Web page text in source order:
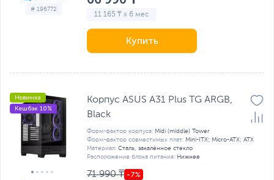
# 196772
11 165 ₸ x 6 мес
Купить
Новинка
Кешбэк 10%
Корпус ASUS A31 Plus TG ARGB,
Black
Форм-фактор корпуса: Midi (middle) Tower
Форм-фактор совместимых плат: Mini-ITX; Micro-ATX; ATX
Материал: Сталь, закалённое стекло
Расположение блока питания: Нижнее
71 990 ₸